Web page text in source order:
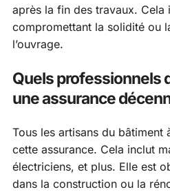
après la fin des travaux. Cela
compromettant la solidité ou
l’ouvrage.
Quels professionnels
une assurance
Tous les artisans du
cette assurance. Cela inclut
électriciens, et plus. Elle est
dans la construction ou la